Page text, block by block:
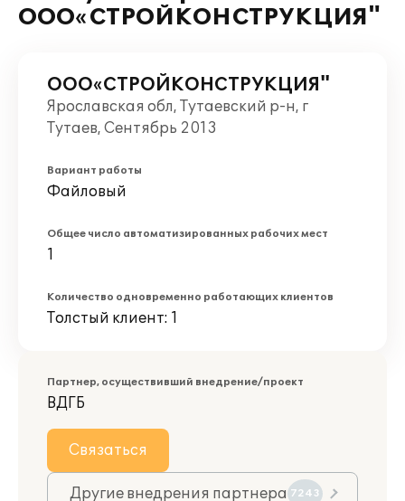
ООО«СТРОЙКОНСТРУКЦИЯ"
ООО«СТРОЙКОНСТРУКЦИЯ"
Ярославская обл, Тутаевский р-н, г
Тутаев, Сентябрь 2013
Вариант работы
Файловый
Общее число автоматизированных рабочих мест
1
Количество одновременно работающих клиентов
Толстый клиент: 1
Партнер, осуществивший внедрение/проект
ВДГБ
Связаться
Другие внедрения партнера 7243